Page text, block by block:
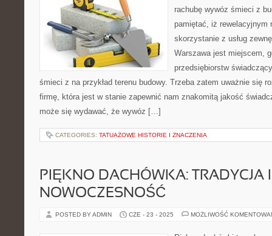
rachubę wywóz śmieci z
pamiętać, iż rewelacyjnym
skorzystanie z usług
Warszawa jest miejscem,
przedsiębiorstw
śmieci z na przykład terenu budowy. Trzeba zatem uważnie się
firmę, która jest w stanie zapewnić nam znakomitą jakość
może się wydawać, że wywóz […]
CATEGORIES: TATUAŻOWE HISTORIE I ZNACZENIA
PIĘKNO DACHÓWKA: TRADYCJA I
NOWOCZESNOŚĆ
POSTED BY ADMIN CZE - 23 - 2025 MOŻLIWOŚĆ